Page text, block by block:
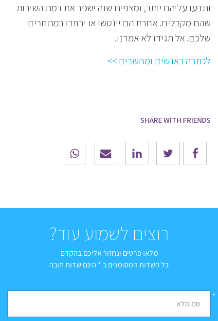
ותדעו עליהם יותר, ומצפים שזה ישפר את רמת השירות
שהם מקבלים. אחרת הם יינטשו או יבחרו במתחרים
שלכם. אל תגידו לא אמרנו.
לכתבה באנשים ומחשבים >>
SHARE WITH FRIENDS
רוצים לשמוע עוד?
מלאו פרטים ונחזור אליכם בהקדם
כל השדות המסומנים ב * הינם שדות חובה
שם מלא
*